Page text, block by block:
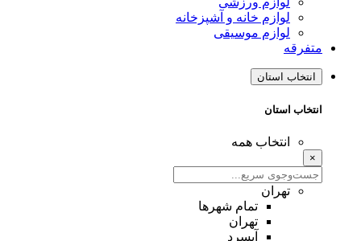
لوازم خانه و آشپزخانه
لوازم موسیقی
متفرقه
انتخاب استان
انتخاب استان
انتخاب همه
×
تهران
تمام شهر‌ها
تهران
آبسرد